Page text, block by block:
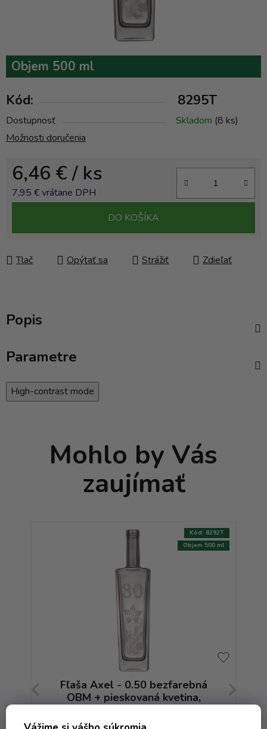
Objem 500 ml
Kód: 8295T
Dostupnosť Skladom (8 ks)
Možnosti doručenia
6,46 €/ ks
7,95 € vrátane DPH
DO KOŠÍKA
Tlač Opýtať sa Strážiť Zdieľať
Popis
Parametre
High-contrast mode
Mohlo by Vás
zaujímať
Fľaša Axel - 0.50 bezfarebná
OBM + pieskovaná kvetina,
Skladom
Objem 500 ml
Kód: 8292T